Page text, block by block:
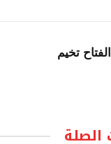
تخيم
الصلة